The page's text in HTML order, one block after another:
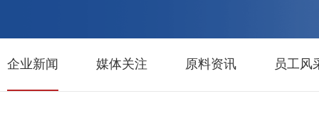
企业新闻 媒体关注 原料资讯 员工风